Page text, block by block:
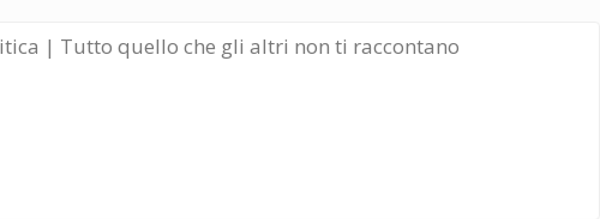
| Tutto quello che gli altri non ti raccontano